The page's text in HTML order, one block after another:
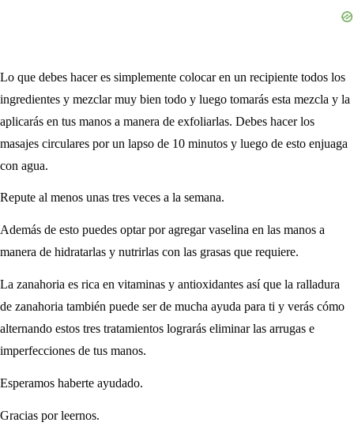
Lo que debes hacer es simplemente colocar en un recipiente todos los
ingredientes y mezclar muy bien todo y luego tomarás esta mezcla y la
aplicarás en tus manos a manera de exfoliarlas. Debes hacer los
masajes circulares por un lapso de 10 minutos y luego de esto enjuaga
con agua.
Repute al menos unas tres veces a la semana.
Además de esto puedes optar por agregar vaselina en las manos a
manera de hidratarlas y nutrirlas con las grasas que requiere.
La zanahoria es rica en vitaminas y antioxidantes así que la ralladura
de zanahoria también puede ser de mucha ayuda para ti y verás cómo
alternando estos tres tratamientos lograrás eliminar las arrugas e
imperfecciones de tus manos.
Esperamos haberte ayudado.
Gracias por leernos.